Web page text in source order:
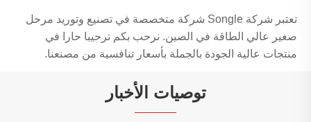
تعتبر شركة Songle شركة متخصصة في تصنيع وتوريد مرحل
صغير عالي الطاقة في الصين. نرحب بكم ترحيبا حارا في
منتجات عالية الجودة بالجملة بأسعار تنافسية من مصنعنا.
توصيات الأخبار